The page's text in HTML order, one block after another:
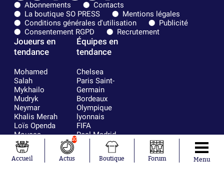
Abonnements
Contacts
La boutique SO PRESS
Mentions légales
Conditions générales d'utilisation
Publicité
Consentement RGPD
Recrutement
Joueurs en
tendance
Mohamed
Salah
Mykhailo
Mudryk
Neymar
Khalis Merah
Loïs Openda
Moussa
Niakhaté
Nicolás
Tagliafico
Équipes en
tendance
Chelsea
Paris Saint-
Germain
Bordeaux
Olympique
lyonnais
FIFA
Real Madrid
RC Strasbourg
France
Accueil
10
Actus Boutique Forum Menu